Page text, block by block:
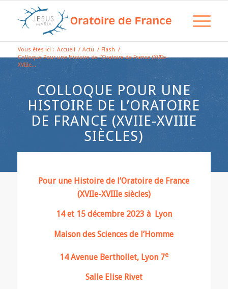
Vous êtes ici : Accueil / Actu / Flash /
Colloque Pour une Histoire de l’Oratoire de France (XVIIe-
XVIIIe...
COLLOQUE POUR UNE
HISTOIRE DE L’ORATOIRE
DE FRANCE (XVIIE-XVIIIE
SIÈCLES)
Pour une Histoire de l’Oratoire de France
(XVIIe-XVIIIe siècles)
14 et 15 décembre 2023 à Lyon
Maison des Sciences de l’Homme
14 Avenue Berthollet, Lyon 7e
Salle Elise Rivet